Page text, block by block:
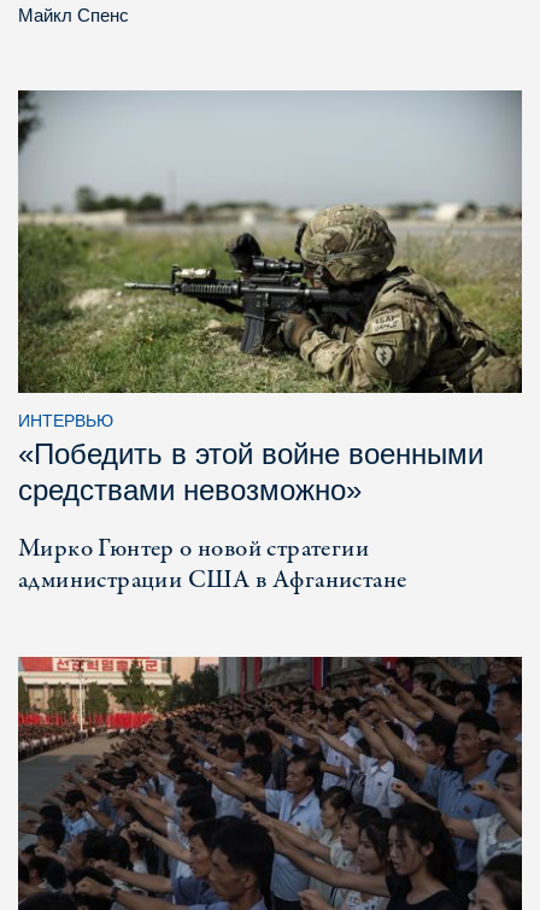
Майкл Спенс
ИНТЕРВЬЮ
«Победить в этой войне военными
средствами невозможно»
Мирко Гюнтер о новой стратегии
администрации США в Афганистане